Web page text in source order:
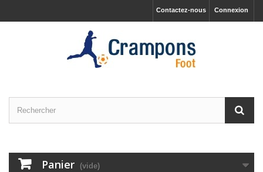
Connexion
Contactez-nous
Panier (vide)